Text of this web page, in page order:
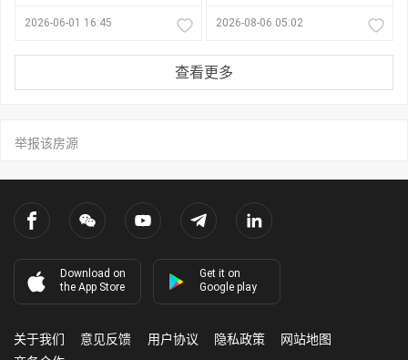
2026-06-01 16:45 2026-08-06 05:02
查看更多
举报该房源
Download on
the App Store
Get it on
Google play
关于我们 意见反馈 用户协议 隐私政策
网站地图